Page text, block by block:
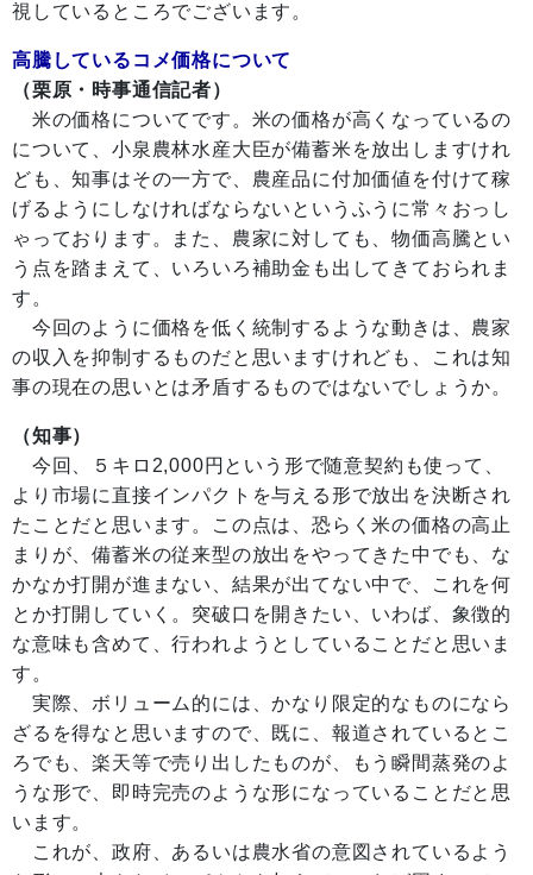
視しているところでございます。
高騰しているコメ価格について
（栗原・時事通信記者）
米の価格についてです。米の価格が高くなっているの
について、小泉農林水産大臣が備蓄米を放出しますけれ
ども、知事はその一方で、農産品に付加価値を付けて稼
げるようにしなければならないというふうに常々おっし
ゃっております。また、農家に対しても、物価高騰とい
う点を踏まえて、いろいろ補助金も出してきておられま
す。
今回のように価格を低く統制するような動きは、農家
の収入を抑制するものだと思いますけれども、これは知
事の現在の思いとは矛盾するものではないでしょうか。
（知事）
今回、５キロ2,000円という形で随意契約も使って、
より市場に直接インパクトを与える形で放出を決断され
たことだと思います。この点は、恐らく米の価格の高止
まりが、備蓄米の従来型の放出をやってきた中でも、な
かなか打開が進まない、結果が出てない中で、これを何
とか打開していく。突破口を開きたい、いわば、象徴的
な意味も含めて、行われようとしていることだと思いま
す。
実際、ボリューム的には、かなり限定的なものになら
ざるを得なと思いますので、既に、報道されているとこ
ろでも、楽天等で売り出したものが、もう瞬間蒸発のよ
うな形で、即時完売のような形になっていることだと思
います。
これが、政府、あるいは農水省の意図されているよう